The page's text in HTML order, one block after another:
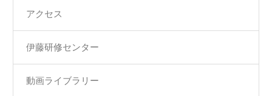
アクセス
伊藤研修センター
動画ライブラリー